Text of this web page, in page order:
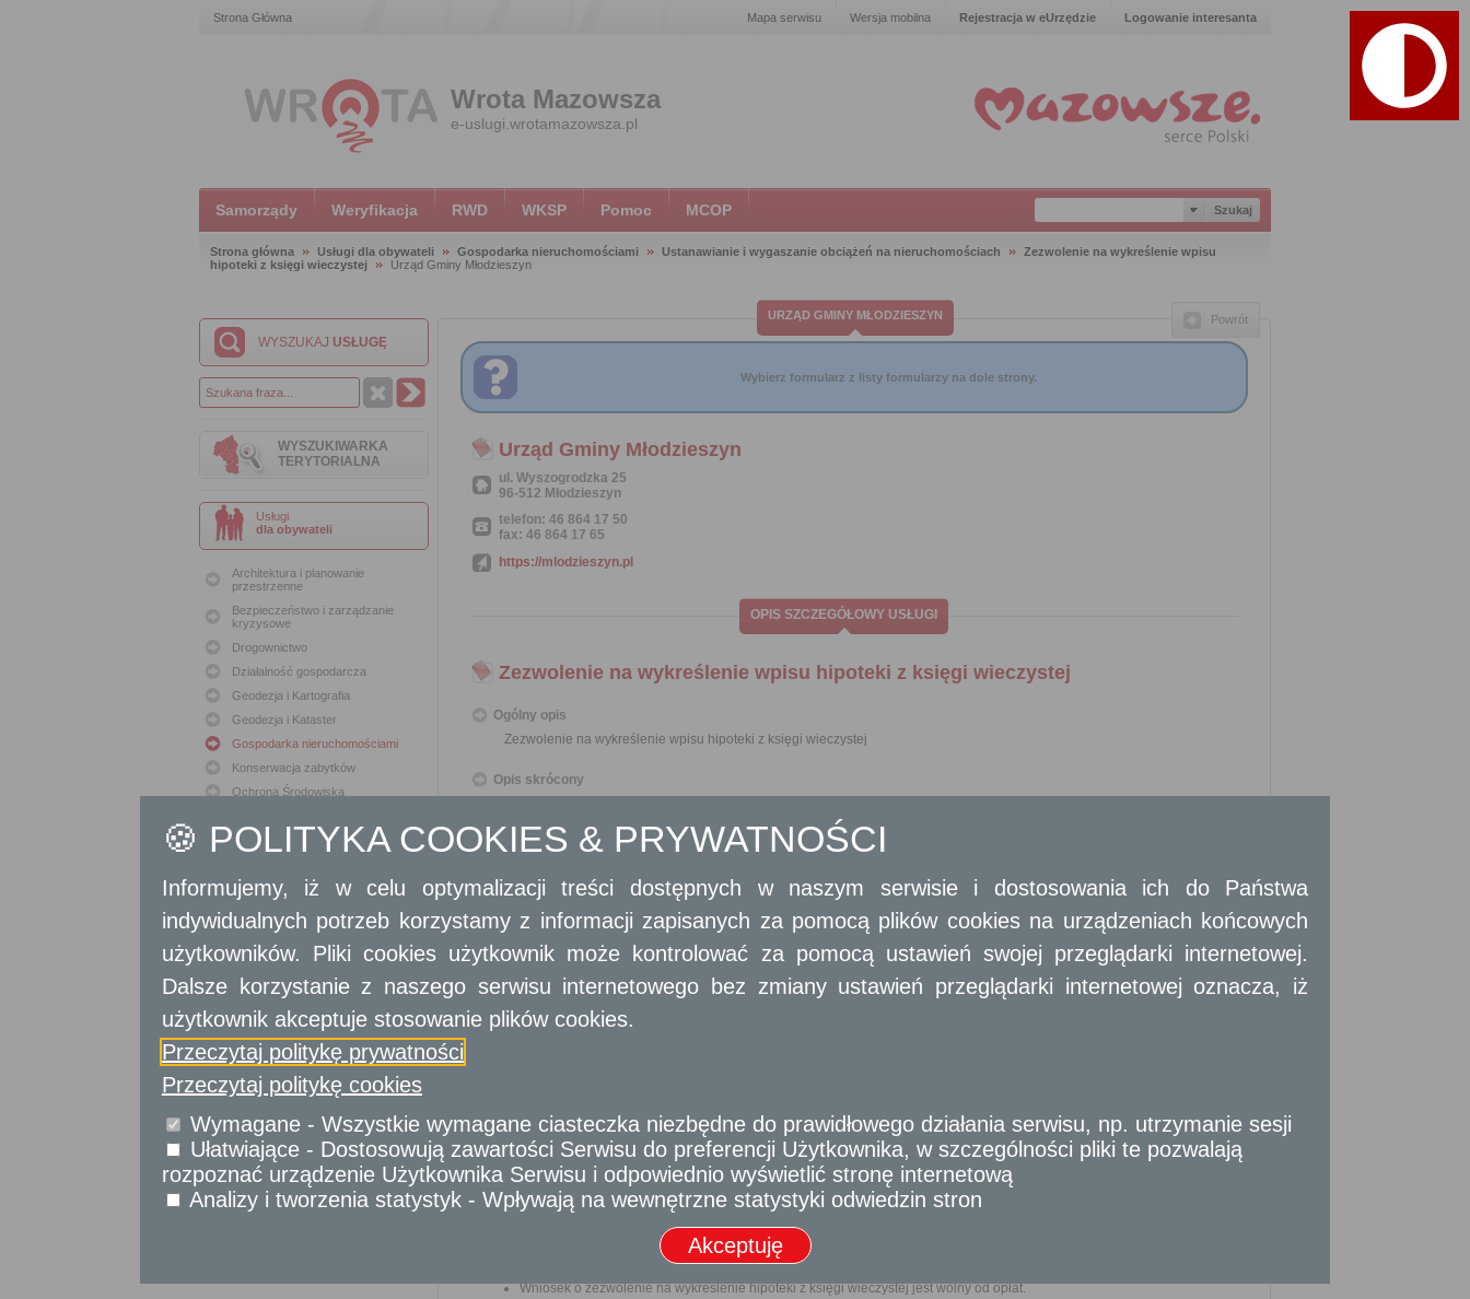
Strona Główna Mapa serwisu Wersja mobilna Rejestracja w eUrzędzie Logowanie interesanta
Wrota Mazowsza
e-uslugi.wrotamazowsza.pl
Samorządy Weryfikacja RWD WKSP Pomoc MCOP
Strona główna Usługi dla obywateli Gospodarka nieruchomościami Ustanawianie i wygaszanie obciążeń na nieruchomościach
Zezwolenie na wykreślenie wpisu
hipoteki z księgi wieczystej
Urząd Gminy Młodzieszyn
WYSZUKAJ USŁUGĘ
WYSZUKIWARKA
TERYTORIALNA
Usługi
dla obywateli
Architektura i planowanie
przestrzenne
Bezpieczeństwo i zarządzanie
kryzysowe
Drogownictwo
Działalność gospodarcza
Geodezja i Kartografia
Geodezja i Kataster
Gospodarka nieruchomościami
Konserwacja zabytków
Ochrona Środowiska
Podatki i opłaty lokalne
Polityka społeczna
Skargi i wnioski
Sport i Rekreacja
Sprawy komunalne
Sprawy komunikacyjne
Sprawy obywatelskie
Udostępnianie informacji publicznej
Urząd Stanu Cywilnego
Usługi
Usługidla instytucji,
urzędów
URZĄD GMINY MŁODZIESZYN Powrót
Wybierz formularz z listy formularzy na dole strony.
Urząd Gminy Młodzieszyn
ul. Wyszogrodzka 25
96-512 Młodzieszyn
telefon: 46 864 17 50
fax: 46 864 17 65
https://mlodzieszyn.pl
OPIS SZCZEGÓŁOWY USŁUGI
Zezwolenie na wykreślenie wpisu hipoteki z księgi wieczystej
Ogólny opis
Zezwolenie na wykreślenie wpisu hipoteki z księgi wieczystej
Opis skrócony
Zezwolenie na wykreślenie wpisu hipoteki z księgi wieczystej wydawane jest na wniosek zainteresowanego.
Wniosek o wydanie zezwolenia na wykreślenie hipoteki.
W wypadku soób prowadzących działalność gospodarczą - zaświadczenie o wpisie tej działalności, a w wypadku osób
prawnych wypis z KRS.
Dokument potwierdzający spłatę hipoteki (oryginał).
Dokument stanowiący podstawę wpisu hipoteki (oryginał do wglądu celem potwierdzenia za zgodność).
Pełnomocnictwo w przypadku ustanowienia pełnomocnika wraz z dowodem uiszczenia stosownej opłaty.
Termin załatwienia sprawy
Sprawa rozstrzygana jest w trybie cywilnoprawnym. Terminy wynikające z kpa nie mają zastosowania.
Informacja
Dodatkowe informacje
Wniosek o zezwolenie na wykreślenie hipoteki z księgi wieczystej jest wolny od opłat.
🍪 POLITYKA COOKIES & PRYWATNOŚCI
Informujemy, iż w celu optymalizacji treści dostępnych w naszym serwisie i dostosowania ich do Państwa
indywidualnych potrzeb korzystamy z informacji zapisanych za pomocą plików cookies na urządzeniach końcowych
użytkowników. Pliki cookies użytkownik może kontrolować za pomocą ustawień swojej przeglądarki internetowej.
Dalsze korzystanie z naszego serwisu internetowego bez zmiany ustawień przeglądarki internetowej oznacza, iż
użytkownik akceptuje stosowanie plików cookies.
Przeczytaj politykę prywatności
Przeczytaj politykę cookies
Wymagane - Wszystkie wymagane ciasteczka niezbędne do prawidłowego działania serwisu, np. utrzymanie sesji
Ułatwiające - Dostosowują zawartości Serwisu do preferencji Użytkownika, w szczególności pliki te pozwalają
rozpoznać urządzenie Użytkownika Serwisu i odpowiednio wyświetlić stronę internetową
Analizy i tworzenia statystyk - Wpływają na wewnętrzne statystyki odwiedzin stron
Akceptuję